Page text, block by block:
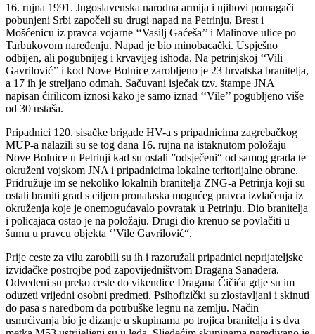
16. rujna 1991. Jugoslavenska narodna armija i njihovi pomagači
pobunjeni Srbi započeli su drugi napad na Petrinju, Brest i
Mošćenicu iz pravca vojarne ‘‘Vasilj Gaćeša’’ i Malinove ulice po
Tarbukovom naređenju. Napad je bio minobacački. Uspješno
odbijen, ali pogubnijeg i krvavijeg ishoda. Na petrinjskoj ‘‘Vili
Gavrilović’’ i kod Nove Bolnice zarobljeno je 23 hrvatska branitelja,
a 17 ih je streljano odmah. Sačuvani isječak tzv. štampe JNA
napisan ćirilicom iznosi kako je samo iznad ‘‘Vile’’ pogubljeno više
od 30 ustaša.
Pripadnici 120. sisačke brigade HV-a s pripadnicima zagrebačkog
MUP-a nalazili su se tog dana 16. rujna na istaknutom položaju
Nove Bolnice u Petrinji kad su ostali ”odsječeni“ od samog grada te
okruženi vojskom JNA i pripadnicima lokalne teritorijalne obrane.
Pridružuje im se nekoliko lokalnih branitelja ZNG-a Petrinja koji su
ostali braniti grad s ciljem pronalaska mogućeg pravca izvlačenja iz
okruženja koje je onemogućavalo povratak u Petrinju. Dio branitelja
i policajaca ostao je na položaju. Drugi dio krenuo se povlačiti u
šumu u pravcu objekta ‘’Vile Gavrilović“.
Prije ceste za vilu zarobili su ih i razoružali pripadnici neprijateljske
izviđačke postrojbe pod zapovijedništvom Dragana Sanadera.
Odvedeni su preko ceste do vikendice Dragana Čičića gdje su im
oduzeti vrijedni osobni predmeti. Psihofizički su zlostavljani i skinuti
do pasa s naredbom da potrbuške legnu na zemlju. Način
usmrćivanja bio je dizanje u skupinama po trojica branitelja i s dva